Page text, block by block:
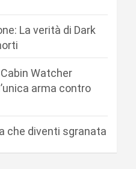
La verità di Dark
Watcher
arma contro
che diventi sgranata